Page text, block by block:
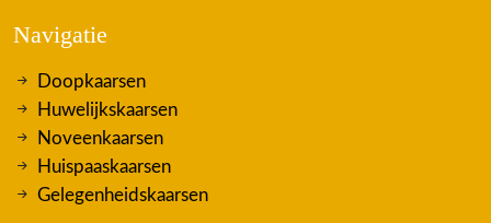
Navigatie
Doopkaarsen
Huwelijkskaarsen
Noveenkaarsen
Huispaaskaarsen
Gelegenheidskaarsen